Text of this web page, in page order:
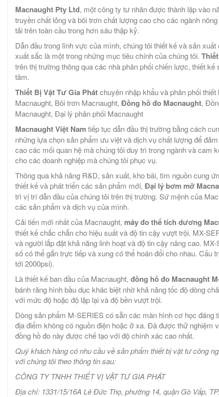
Macnaught Pty Ltd, một công ty tư nhân được thành lập vào
truyền chất lỏng và bôi trơn chất lượng cao cho các ngành
tải trên toàn cầu trong hơn sáu thập kỷ.
Dẫn đầu trong lĩnh vực của mình, chúng tôi thiết kế và sản
xuất sắc là một trong những mục tiêu chính của chúng tôi.
trên thị trường thông qua các nhà phân phối chiến lược, thiết
tâm.
Thiết Bị Vật Tư Gia Phátchuyên nhập khẩu và phân phối
Macnaught, Bôi trơn Macnaught, Đồng hồ đo Macnaught,
Macnaught, Đại lý phân phối Macnaught
Macnaught Việt Namtiếp tục dẫn đầu thị trường bằng cách
những lựa chọn sản phẩm ưu việt và dịch vụ chất lượng để
cao các mối quan hệ mà chúng tôi duy trì trong ngành và cam
cho các doanh nghiệp mà chúng tôi phục vụ.
Thông qua khả năng R&D, sản xuất, kho bãi, tìm nguồn cung
thiết kế và phát triển các sản phẩm mới, Đại lý bơm mỡ
trì vị trí dẫn đầu của chúng tôi trên thị trường. Sứ mệnh của
các sản phẩm và dịch vụ của mình.
Cải tiến mới nhất của Macnaught, máy đo thể tích dương
thiết kế chắc chắn cho hiệu suất và độ tin cậy vượt trội. MX-
và người lắp đặt khả năng linh hoạt và độ tin cậy nâng cao.
số có thể gắn trực tiếp và xung có thể hoán đổi cho nhau. Cấu
tới 2000psi).
Là thiết kế ban đầu của Macnaught, đồng hồ đo Macnaught
bánh răng hình bầu dục khác biệt nhờ khả năng tốc độ dòng
với mức độ hoặc độ lặp lại và độ bền vượt trội.
Dòng sản phẩm M-SERIES có sẵn các màn hình cơ học đáng
địa điểm không có nguồn điện hoặc ở xa. Đã được thử nghiệm
đồng hồ đo này được chế tạo với độ chính xác cao nhất.
Quý khách hàng có nhu cầu về sản phẩm thiết bị vật tư công
với chúng tôi theo thông tin sau:
CÔNG TY TNHH THIẾT VỊ VẬT TƯ GIA PHÁT
Địa chỉ: 1331/15/16A Lê Đức Thọ, phường 14, quận Gò Vấp,